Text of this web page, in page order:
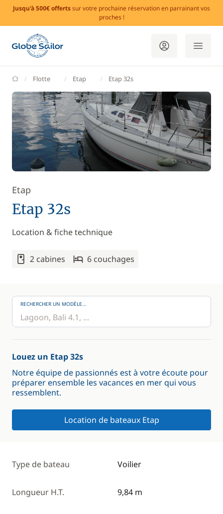
Jusqu'à 500€ offertssur votre prochaine réservation en parrainant vos
proches !
GlobeSailor
Flotte Etap Etap 32s
Etap
Etap 32s
Location & fiche technique
2 cabines 6 couchages
RECHERCHER UN MODÈLE...
Louez un Etap 32s
Notre équipe de passionnés est à votre écoute pour
préparer ensemble les vacances en mer qui vous
ressemblent.
Location de bateaux Etap
Type de bateau Voilier
Longueur H.T. 9,84 m